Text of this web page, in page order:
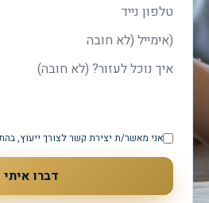
טלפון
אימייל
איך נוכל לעזור?
אני מאשר/ת יצירת קשר לצורך ייעוץ,
דברו איתי